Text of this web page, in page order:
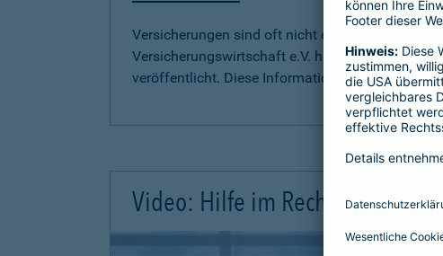
Versicherungen sind oft nicht einfach zu
Versicherungswirtschaft e.V. hat
Informationen
veröffentlicht. Diese Informationen finden Sie
Video: Hilfe im Rechtsschutzfall